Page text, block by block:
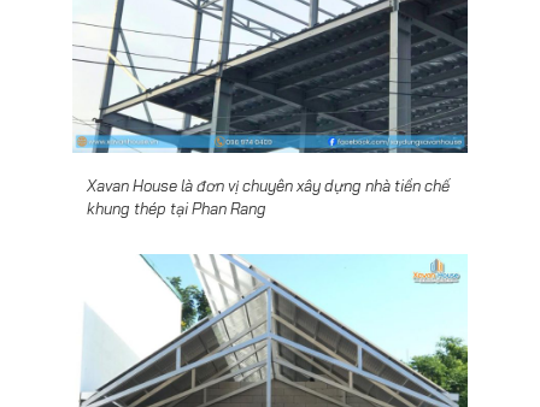
Xavan House là đơn vị chuyên xây dựng nhà tiền chế
khung thép tại Phan Rang